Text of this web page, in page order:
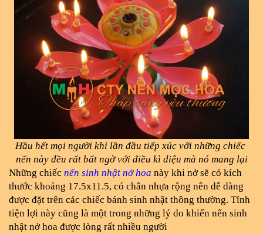
Hầu hết mọi người khi lần đầu tiếp xúc với những chiếc
nến này đều rất bất ngờ với điều kì diệu mà nó mang lại
Những chiếc nến sinh nhật nở hoa này khi nở sẽ có kích
thước khoảng 17.5x11.5, có chân nhựa rộng nên dễ dàng
được đặt trên các chiếc bánh sinh nhật thông thường. Tính
tiện lợi này cũng là một trong những lý do khiến nến sinh
nhật nở hoa được lòng rất nhiều người